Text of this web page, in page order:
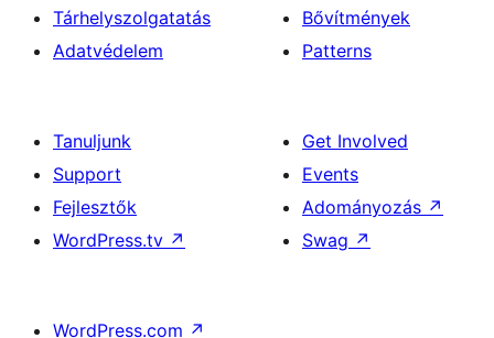
Tárhelyszolgatatás
Adatvédelem
Bővítmények
Patterns
Tanuljunk
Support
Fejlesztők
WordPress.tv ↗
Get Involved
Events
Adományozás ↗
Swag ↗
WordPress.com ↗